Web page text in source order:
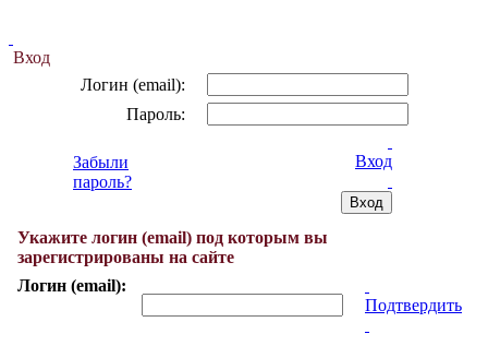
Вход
Логин (email):
Пароль:
Забыли
пароль?
Вход
Укажите логин (email) под которым вы
зарегистрированы на сайте
Логин (email):
Подтвердить